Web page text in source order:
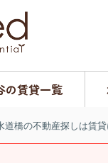
の賃貸一覧
道橋の不動産探しは賃